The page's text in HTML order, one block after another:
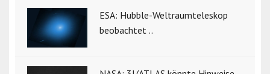
ESA: Hubble-Weltraumteleskop
beobachtet ..